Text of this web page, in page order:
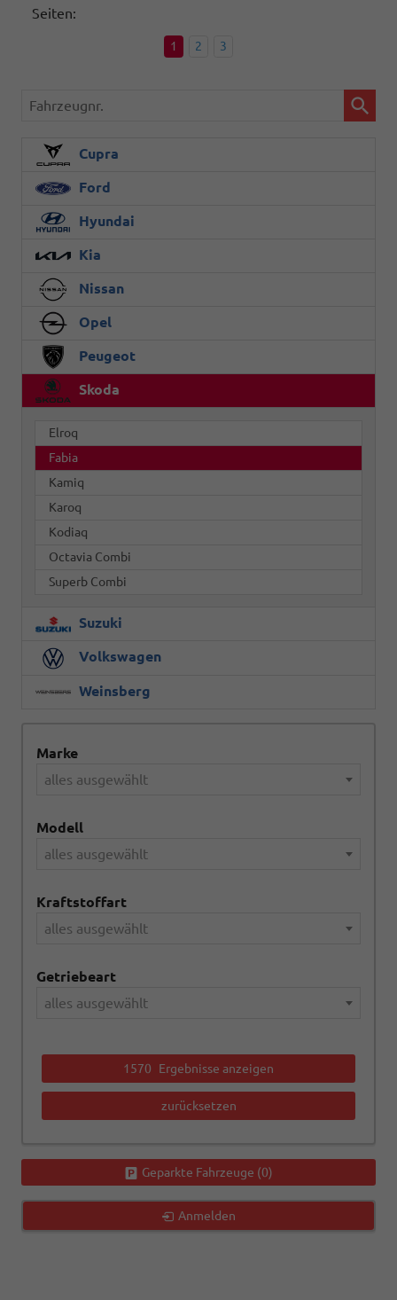
Seiten:
1 2 3
Fahrzeugnr.
Cupra
Ford
Hyundai
Kia
Nissan
Opel
Peugeot
Skoda
Elroq
Fabia
Kamiq
Karoq
Kodiaq
Octavia Combi
Superb Combi
Suzuki
Volkswagen
Weinsberg
Marke
alles ausgewählt
Modell
alles ausgewählt
Kraftstoffart
alles ausgewählt
Getriebeart
alles ausgewählt
1570 Ergebnisse anzeigen
zurücksetzen
Geparkte Fahrzeuge (0)
Anmelden